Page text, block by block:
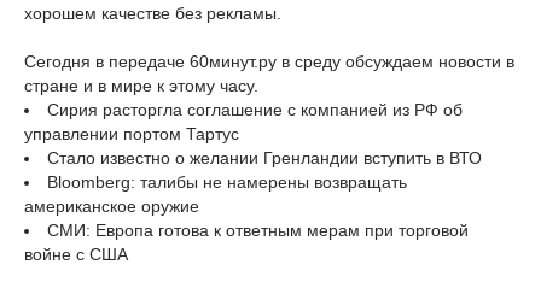
хорошем качестве без рекламы.
Сегодня в передаче 60минут.ру в среду обсуждаем новости в
стране и в мире к этому часу.
Сирия расторгла соглашение с компанией из РФ об
управлении портом Тартус
Стало известно о желании Гренландии вступить в ВТО
Bloomberg: талибы не намерены возвращать
американское оружие
СМИ: Европа готова к ответным мерам при торговой
войне с США